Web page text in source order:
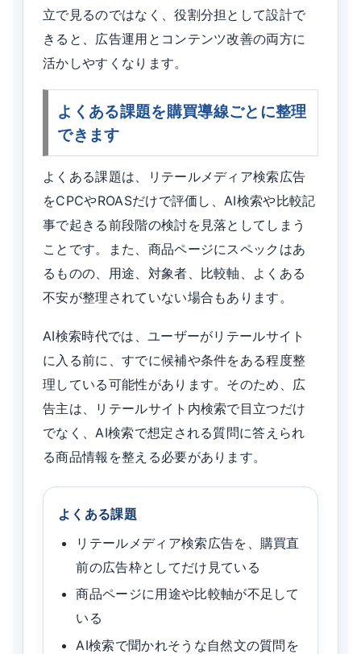
立で見るのではなく、役割分担として設計で
きると、広告運用とコンテンツ改善の両方に
活かしやすくなります。
よくある課題を購買導線ごとに整理
できます
よくある課題は、リテールメディア検索広告
をCPCやROASだけで評価し、AI検索や比較記
事で起きる前段階の検討を見落としてしまう
ことです。また、商品ページにスペックはあ
るものの、用途、対象者、比較軸、よくある
不安が整理されていない場合もあります。
AI検索時代では、ユーザーがリテールサイト
に入る前に、すでに候補や条件をある程度整
理している可能性があります。そのため、広
告主は、リテールサイト内検索で目立つだけ
でなく、AI検索で想定される質問に答えられ
る商品情報を整える必要があります。
よくある課題
リテールメディア検索広告を、購買直
前の広告枠としてだけ見ている
商品ページに用途や比較軸が不足して
いる
AI検索で聞かれそうな自然文の質問を